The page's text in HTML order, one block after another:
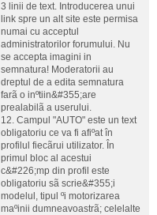
3 linii de text. Introducerea unui
link spre un alt site este permisa
numai cu acceptul
administratorilor forumului. Nu
se accepta imagini in
semnatura! Moderatorii au
dreptul de a edita semnatura
farã o inºtiin&#355;are
prealabilã a userului.
12. Campul "AUTO" este un text
obligatoriu ce va fi afiºat în
profilul fiecãrui utilizator. În
primul bloc al acestui
c&#226;mp din profil este
obligatoriu sã scrie&#355;i
modelul, tipul ºi motorizarea
maºinii dumneavoastrã; celelalte